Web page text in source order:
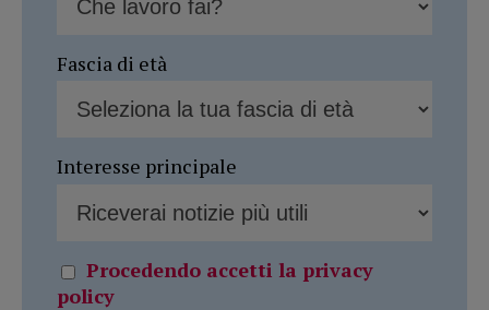
Fascia di età
Interesse principale
Procedendo accetti la privacy
policy